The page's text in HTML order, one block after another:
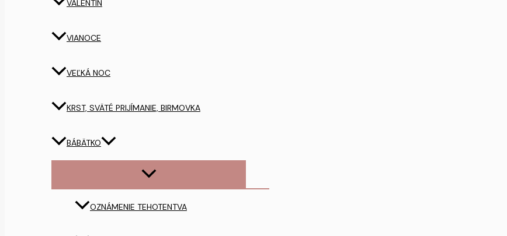
VALENTÍN
VIANOCE
VEĽKÁ NOC
KRST, SVÄTÉ PRIJÍMANIE, BIRMOVKA
BÁBÄTKO
OZNÁMENIE TEHOTENTVA